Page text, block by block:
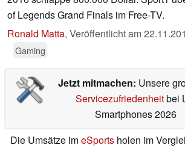
of Legends Grand Finals im Free-TV.
Ronald Matta, Veröffentlicht am
Gaming
Jetzt mitmachen: Unsere
Servicezufriedenheitbei
Smartphones 2026
Die Umsätze imeSports holen im